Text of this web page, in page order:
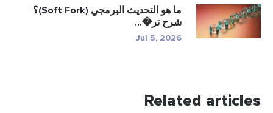
ما هو التحديث البرمجي (Soft Fork)؟
شرح تر�...
Jul 5, 2026
Related articles